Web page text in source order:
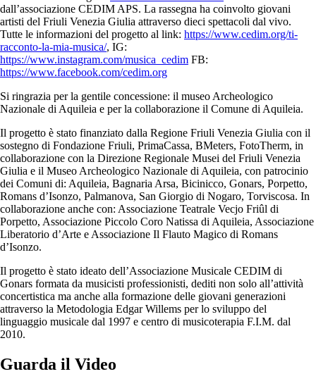
dall’associazione CEDIM APS. La rassegna ha coinvolto giovani
artisti del Friuli Venezia Giulia attraverso dieci spettacoli dal vivo.
Tutte le informazioni del progetto al link: https://www.cedim.org/ti-
racconto-la-mia-musica/, IG:
https://www.instagram.com/musica_cedim FB:
https://www.facebook.com/cedim.org
Si ringrazia per la gentile concessione: il museo Archeologico
Nazionale di Aquileia e per la collaborazione il Comune di Aquileia.
Il progetto è stato finanziato dalla Regione Friuli Venezia Giulia con il
sostegno di Fondazione Friuli, PrimaCassa, BMeters, FotoTherm, in
collaborazione con la Direzione Regionale Musei del Friuli Venezia
Giulia e il Museo Archeologico Nazionale di Aquileia, con patrocinio
dei Comuni di: Aquileia, Bagnaria Arsa, Bicinicco, Gonars, Porpetto,
Romans d’Isonzo, Palmanova, San Giorgio di Nogaro, Torviscosa. In
collaborazione anche con: Associazione Teatrale Vecjo Friûl di
Porpetto, Associazione Piccolo Coro Natissa di Aquileia, Associazione
Liberatorio d’Arte e Associazione Il Flauto Magico di Romans
d’Isonzo.
Il progetto è stato ideato dell’Associazione Musicale CEDIM di
Gonars formata da musicisti professionisti, dediti non solo all’attività
concertistica ma anche alla formazione delle giovani generazioni
attraverso la Metodologia Edgar Willems per lo sviluppo del
linguaggio musicale dal 1997 e centro di musicoterapia F.I.M. dal
2010.
Guarda il Video